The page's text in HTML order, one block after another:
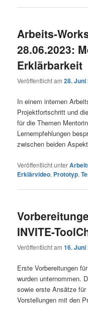
Arbeits-
28.06.2023:
Erklärbarkeit
Veröffentlicht am28. Juni
In einem internen
Projektfortschritt und
für die Themen
Lernempfehlungen
zwischen beiden
Veröffentlicht unter
Erklärvideo, Prototyp,
INVITE-
Veröffentlicht am16. Juni
Erste Vorbereitungen
wurden unternommen.
sowie erste Ansätze
Vorstellungen mit den